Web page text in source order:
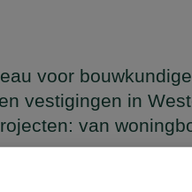
voor bouwkundige
vestigingen in
van